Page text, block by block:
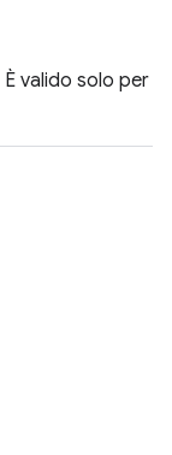
valido solo per